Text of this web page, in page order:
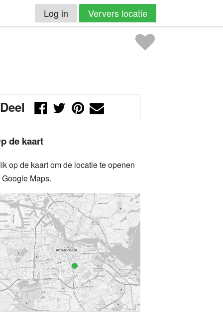
Log in Ververs locatie
Deel
de kaart
op de kaart om de locatie te openen
Maps.